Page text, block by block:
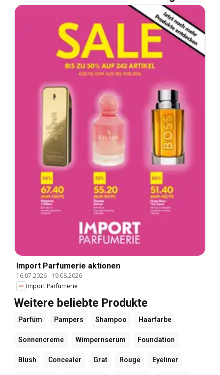
Import Parfumerie aktionen
16.07.2026- 19.08.2026
Import Parfumerie
Weitere beliebte Produkte
Parfüm Pampers Shampoo Haarfarbe
Sonnencreme Wimpernserum Foundation
Blush Concealer Grat Rouge Eyeliner